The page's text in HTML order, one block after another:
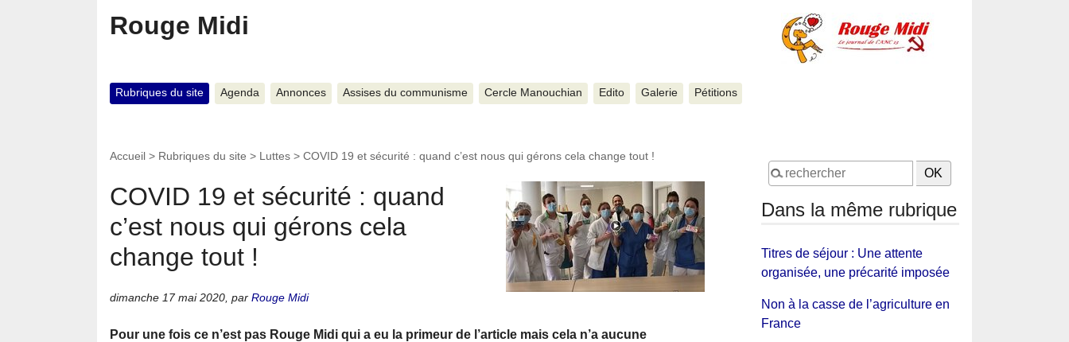
Rouge Midi
Rubriques du site Agenda Annonces Assises du communisme Cercle Manouchian Edito Galerie Pétitions
Accueil > Rubriques du site > Luttes > COVID 19 et sécurité : quand c’est nous qui gérons cela change tout !
COVID 19 et sécurité : quand
c’est nous qui gérons cela
change tout !
dimanche 17 mai 2020 par Rouge Midi
Pour une fois ce n’est pas Rouge Midi qui a eu la primeur de l’article mais cela n’a aucune
Dans la même rubrique
Titres de séjour : Une attente
organisée, une précarité imposée
Non à la casse de l’agriculture en
France